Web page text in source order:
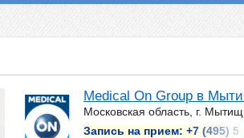
Medical On Group в
Московская область, г.
Запись на прием: +7 (495) 5